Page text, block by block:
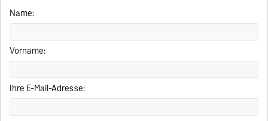
Name:
Vorname:
Ihre E-Mail-Adresse: